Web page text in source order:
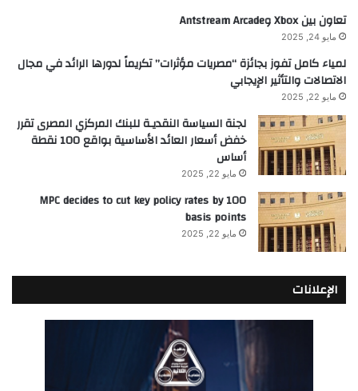
تعاون بين Xbox وAntstream Arcade
مايو 24, 2025
لمياء كامل تفوز بجائزة “مصريات مؤثرات” تكريماً لدورها الرائد في مجال
الاتصالات والتأثير الإيجابي
مايو 22, 2025
لجنة السياسة النقديـة للبنك المركزي المصرى تقرر
خفض أسعار العائد الأساسية بواقع 100 نقطة
أساس
مايو 22, 2025
MPC decides to cut key policy rates by 100
basis points
مايو 22, 2025
الإعلانات